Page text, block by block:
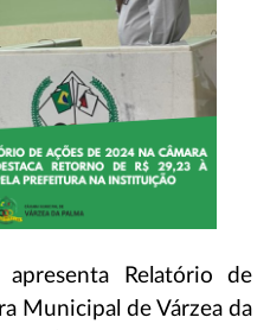
Relatório de
Municipal de Várzea da